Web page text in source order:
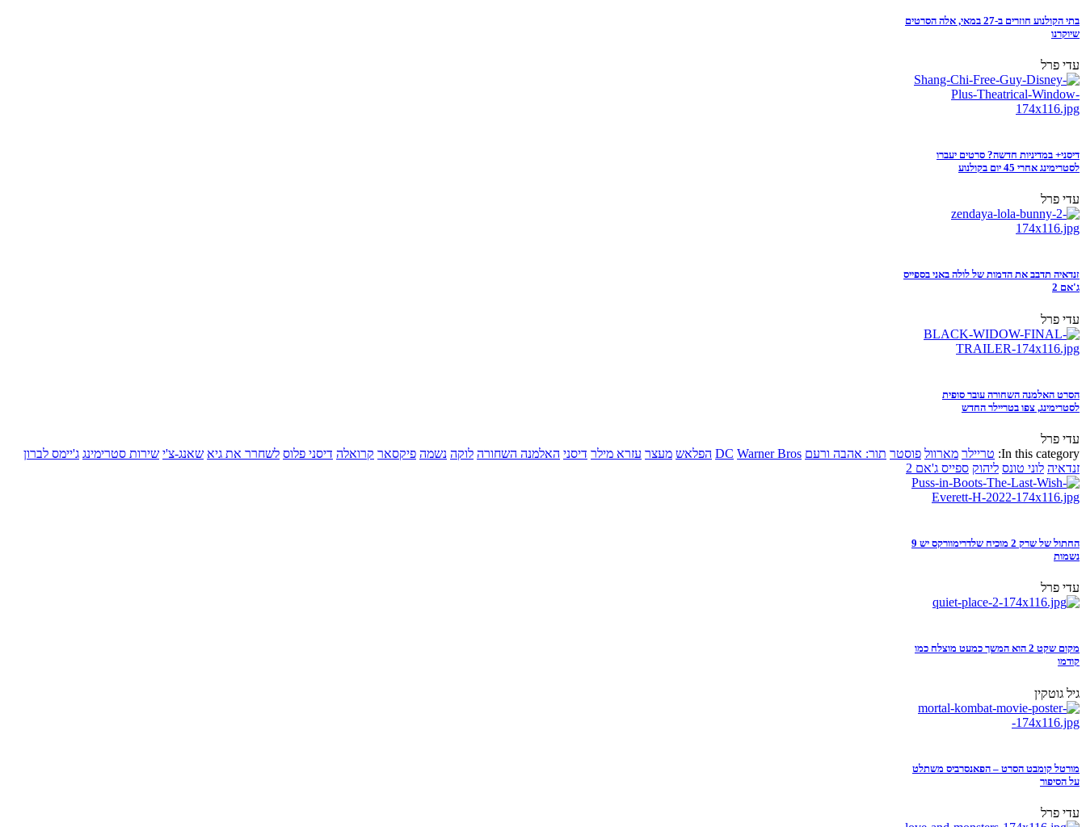
בתי הקולנוע חוזרים ב-27 במאי, אלה הסרטים
שיוקרנו
עדי פרל
דיסני+ במדיניות חדשה? סרטים יעברו
לסטרימינג אחרי 45 יום בקולנוע
עדי פרל
זנדאיה תדבב את הדמות של לולה באני בספייס
ג'אם 2
עדי פרל
הסרט האלמנה השחורה עובר סופית
לסטרימינג, צפו בטריילר החדש
עדי פרל
In this category: טריילר מארוול פוסטר תור: אהבה ורעם DC Warner Bros הפלאש מעצר עזרא מילר דיסני האלמנה השחורה לוקה נשמה פיקסאר קרואלה דיסני פלוס לשחרר את גיא שאנג-צ'י שירות סטרימינג ג'יימס לברון
זנדאיה לוני טונס ליהוק ספייס ג'אם 2
החתול של שרק 2 מוכיח שלדרימוורקס יש 9
נשמות
עדי פרל
מקום שקט 2 הוא המשך כמעט מוצלח כמו
קודמו
גיל גוטקין
מורטל קומבט הסרט – הפאנסרביס משתלט
על הסיפור
עדי פרל